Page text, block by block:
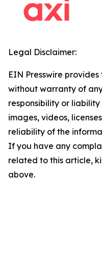
Legal Disclaimer:
EIN Presswire
without warranty of
responsibility or
images, videos,
reliability of the
If you have any
related to this article,
above.